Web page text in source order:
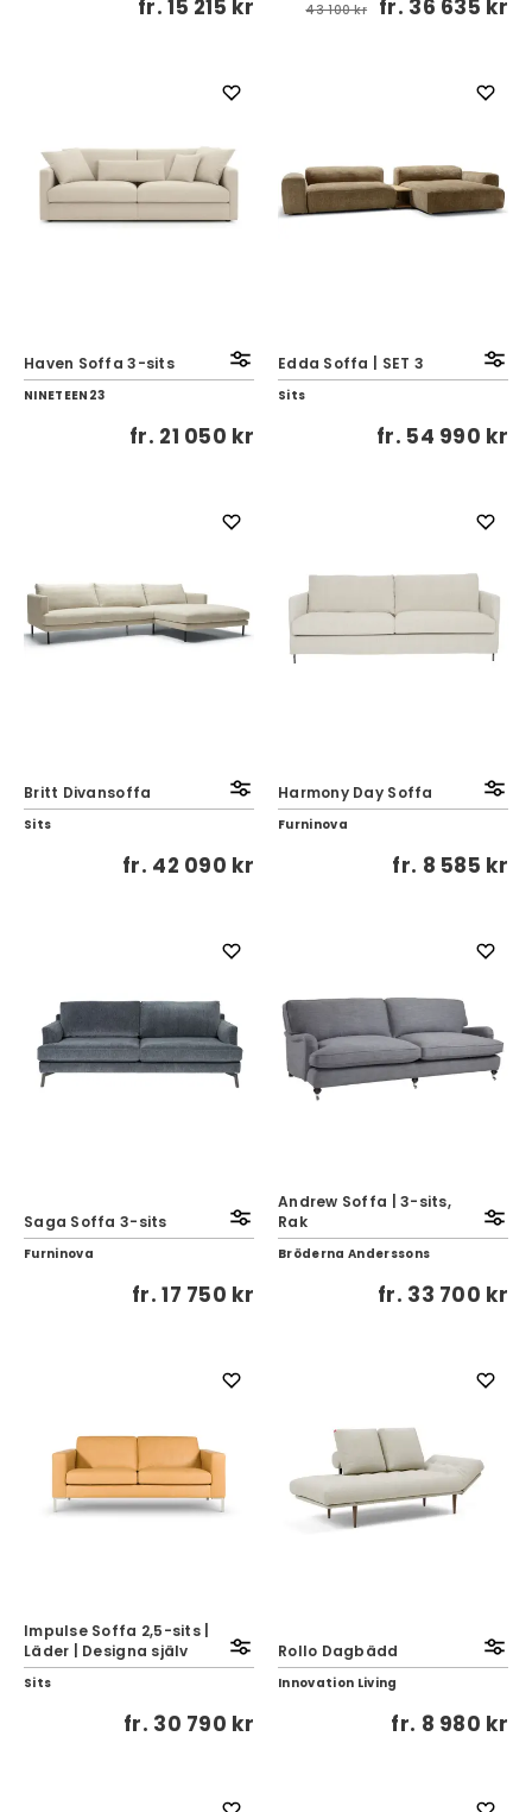
fr.15 215 kr 43 100 kr fr. 36 635 kr
Haven Soffa 3-sits
NINETEEN23
fr. 21 050 kr
Edda Soffa | SET 3
Sits
fr. 54 990 kr
Britt Divansoffa
Sits
fr. 42 090 kr
Harmony Day Soffa
Furninova
fr. 8 585 kr
Saga Soffa 3-sits
Furninova
fr.17 750 kr
Andrew Soffa | 3-sits,
Rak
Bröderna Anderssons
fr. 33 700 kr
Impulse Soffa 2,5-sits |
Läder | Designa själv
Sits
fr. 30 790 kr
Rollo Dagbädd
Innovation Living
fr. 8 980 kr